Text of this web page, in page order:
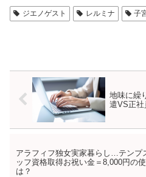
ジエノゲスト レルミナ 子
地味に繰
遣VS正社
アラフィフ独女実家暮らし…テンプ
ッフ資格取得お祝い金＝8,000円の
は？